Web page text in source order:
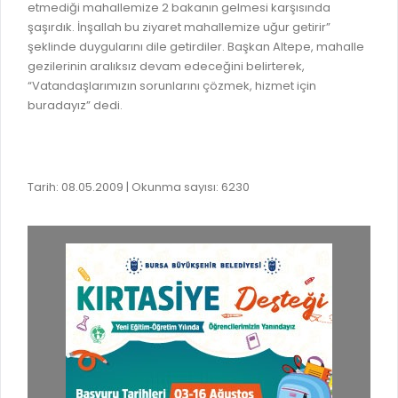
BİLGİ EDİNME
MECLİS
MECLİS ÜYELERİ
KOMİSYON ÜYELERİ
STRATEJİK PLANLAR
PERFORMANS PROGRAMI
BÜTÇE
FAALİYET RAPORLARI
KESİN HESAPLAR
YANGIN SİGORTA E-BEYANNAME
BAŞVURU / KAYIT / SORGU
ORKESTRA KAYIT
ÜCRETSİZ WİFİ NOKTALARI
İTFAİYE RAPORU
ONLİNE KATI ATIK BAŞVURUSU
İTFAİYE OLAY KAYDI BAŞVURUSU
BADEM KAYIT
İHALE İLANLARI
DOĞRUDAN TEMİN İLANLARI
etmediği mahallemize 2 bakanın gelmesi karşısında
şaşırdık. İnşallah bu ziyaret mahallemize uğur getirir”
şeklinde duygularını dile getirdiler. Başkan Altepe, mahalle
gezilerinin aralıksız devam edeceğini belirterek,
“Vatandaşlarımızın sorunlarını çözmek, hizmet için
buradayız” dedi.
Tarih: 08.05.2009 | Okunma sayısı: 6230